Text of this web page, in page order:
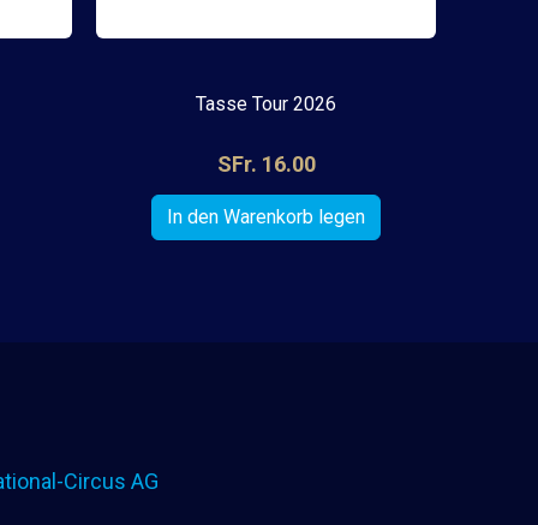
Tasse Tour 2026
SFr. 16.00
Circus AG